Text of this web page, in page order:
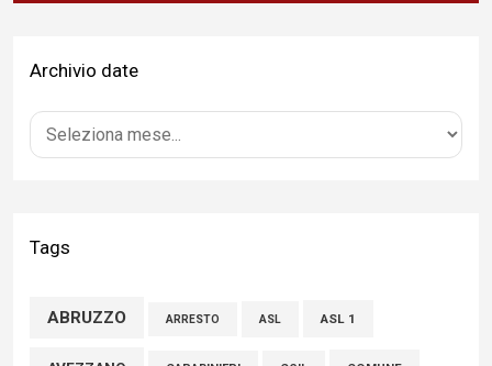
Terminal bus "Lorenzo Natali": modifiche temporanee alla
04 Agosto 2026
della comunità»
Archivio date
Tags
ABRUZZO ARRESTO ASL ASL 1